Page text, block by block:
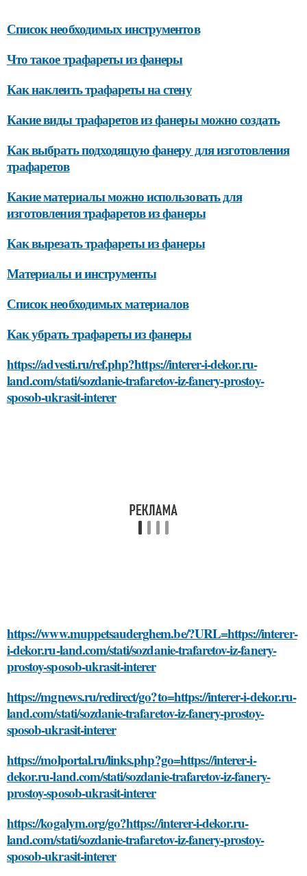
Список необходимых инструментов
Что такое трафареты из фанеры
Как наклеить трафареты на стену
Какие виды трафаретов из фанеры можно создать
Как выбрать подходящую фанеру для изготовления
трафаретов
Какие материалы можно использовать для
изготовления трафаретов из фанеры
Как вырезать трафареты из фанеры
Материалы и инструменты
Список необходимых материалов
Как убрать трафареты из фанеры
https://advesti.ru/ref.php?https://interer-i-dekor.ru-
land.com/stati/sozdanie-trafaretov-iz-fanery-prostoy-
sposob-ukrasit-interer
https://www.muppetsauderghem.be/?URL=https://interer-
i-dekor.ru-land.com/stati/sozdanie-trafaretov-iz-fanery-
prostoy-sposob-ukrasit-interer
https://mgnews.ru/redirect/go?to=https://interer-i-dekor.ru-
land.com/stati/sozdanie-trafaretov-iz-fanery-prostoy-
sposob-ukrasit-interer
https://molportal.ru/links.php?go=https://interer-i-
dekor.ru-land.com/stati/sozdanie-trafaretov-iz-fanery-
prostoy-sposob-ukrasit-interer
https://kogalym.org/go?https://interer-i-dekor.ru-
land.com/stati/sozdanie-trafaretov-iz-fanery-prostoy-
sposob-ukrasit-interer